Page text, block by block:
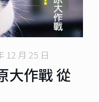
12 月 25 日
大作戰 從